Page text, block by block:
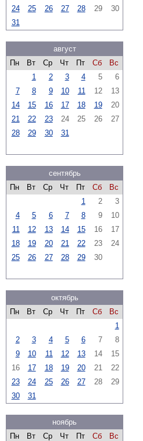
24
25 26 27 28 29
30
31
август
Пн
Вт Ср Чт Пт Сб
Вс
1
2 3 4 5
6
7
8 9 10 11 12
13
14
15 16 17 18 19
20
21
22 23 24 25 26
27
28
29 30 31
сентябрь
Пн
Вт Ср Чт Пт Сб
Вс
1
2
3
4
5 6 7 8 9
10
11
12 13 14 15 16
17
18
19 20 21 22 23
24
25
26 27 28 29 30
октябрь
Пн
Вт Ср Чт Пт Сб
Вс
1
2
3 4 5 6 7
8
9
10 11 12 13 14
15
16
17 18 19 20 21
22
23
24 25 26 27 28
29
30
31
ноябрь
Пн
Вт Ср Чт Пт Сб
Вс